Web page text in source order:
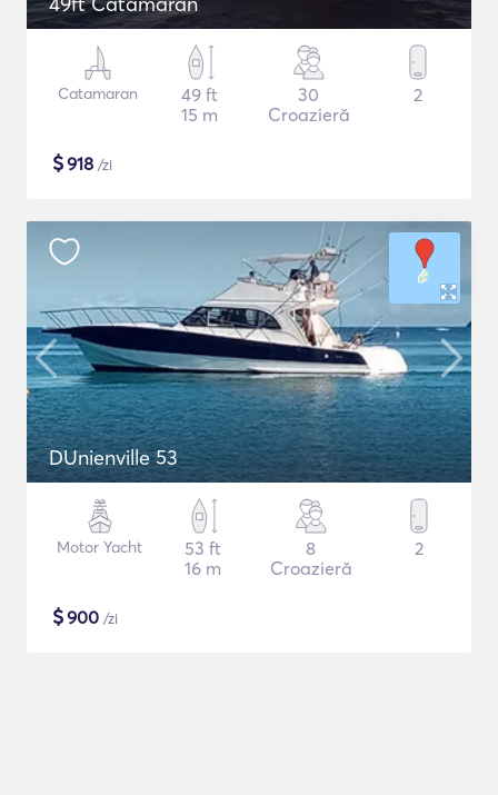
Catamaran
49 ft
15 m
30
Croazieră
2
$918 /zi
DUnienville 53
Motor Yacht
53 ft
16 m
8
Croazieră
2
$900 /zi